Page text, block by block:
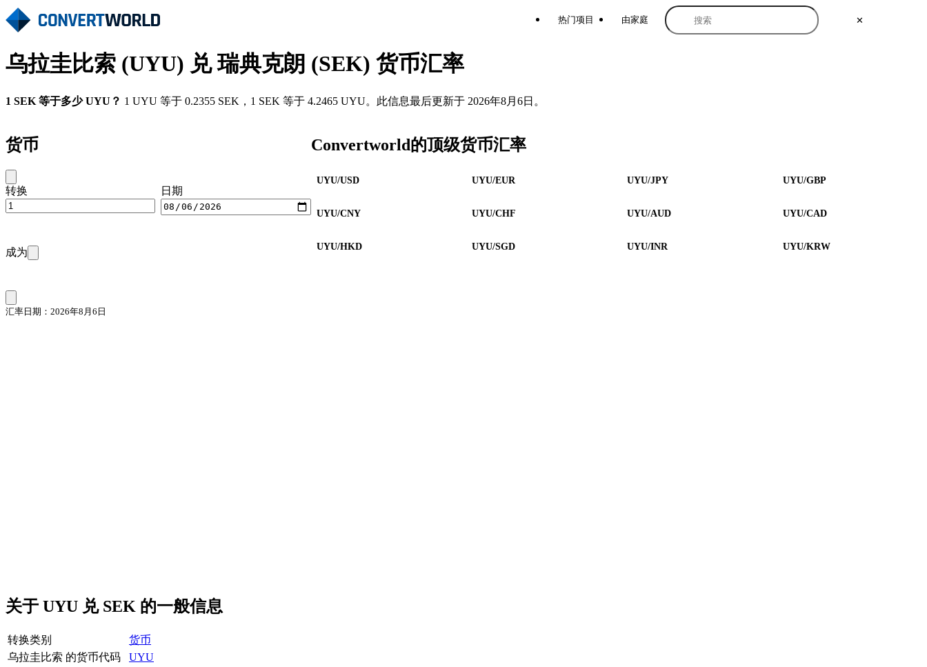
✕
热门项目 由家庭
乌拉圭比索 (UYU) 兑 瑞典克朗 (SEK) 货币汇率
1 SEK 等于多少 UYU？ 1 UYU 等于 0.2355 SEK，1 SEK 等于 4.2465 UYU。此信息最后更新于 2026年8月6日。
货币
转换 日期
成为
汇率日期：2026年8月6日
Convertworld的顶级货币汇率
UYU/USD UYU/EUR UYU/JPY UYU/GBP
UYU/CNY UYU/CHF UYU/AUD UYU/CAD
UYU/HKD UYU/SGD UYU/INR UYU/KRW
关于 UYU 兑 SEK 的一般信息
转换类别
货币
乌拉圭比索 的货币代码
UYU